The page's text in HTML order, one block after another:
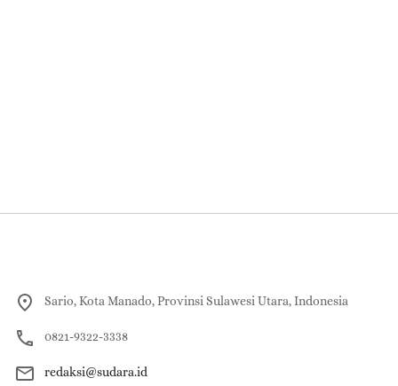
Sario, Kota Manado, Provinsi Sulawesi Utara, Indonesia
0821-9322-3338
redaksi@sudara.id